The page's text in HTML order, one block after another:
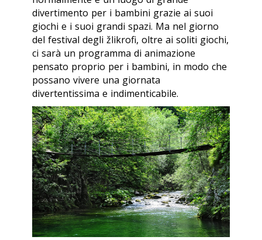
divertimento per i bambini grazie ai suoi
giochi e i suoi grandi spazi. Ma nel giorno
del festival degli žlikrofi, oltre ai soliti giochi,
ci sarà un programma di animazione
pensato proprio per i bambini, in modo che
possano vivere una giornata
divertentissima e indimenticabile.